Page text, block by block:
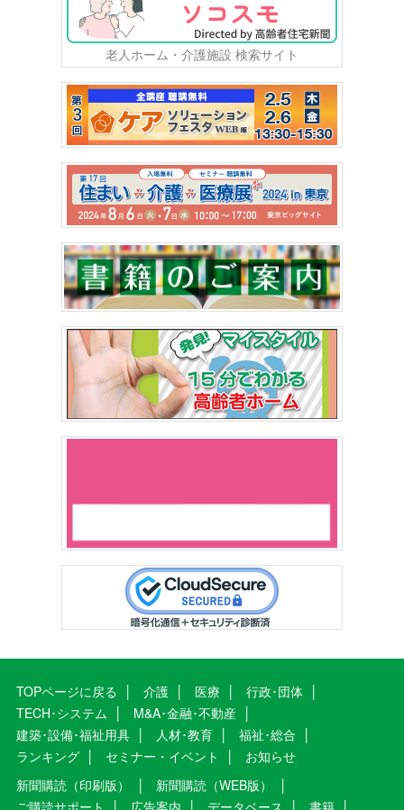
老人ホーム・介護施設 検索サイト
TOPページに戻る 介護 医療
行政･団体
TECH･システム
M&A･金融･不動産
建築･設備･福祉用具
人材･教育
福祉･総合
ランキング
セミナー・イベント
お知らせ
新聞購読（印刷版）
新聞購読（WEB版）